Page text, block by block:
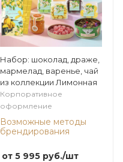
Набор: шоколад, драже,
мармелад, варенье, чай
из коллекции Лимонная
Корпоративное
оформление
Возможные методы
брендирования
от 5 995руб./шт